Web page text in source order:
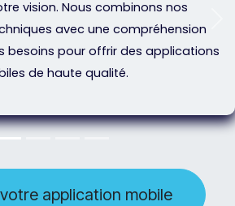
vision. Nous combinons nos
avec une compréhension
besoins pour offrir des applications
de haute qualité.
application mobile